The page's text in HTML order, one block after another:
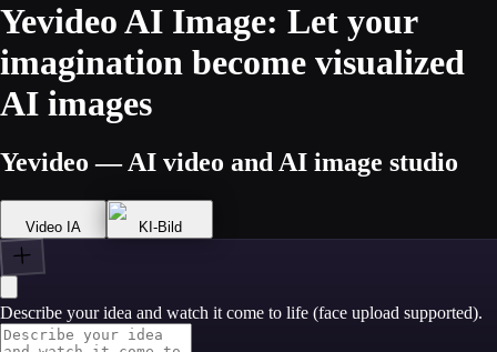
Yevideo AI Image: Let your
imagination become visualized
AI images
Yevideo — AI video and AI image studio
Video IA KI-Bild
Describe your idea and watch it come to life (face upload supported).